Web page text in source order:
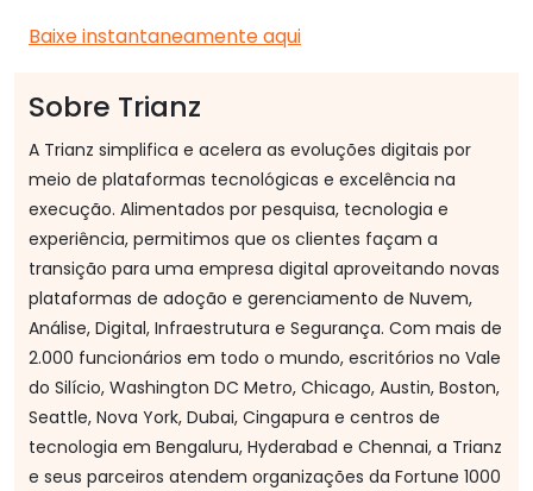
Baixe instantaneamente aqui
Sobre Trianz
A Trianz simplifica e acelera as evoluções digitais por
meio de plataformas tecnológicas e excelência na
execução. Alimentados por pesquisa, tecnologia e
experiência, permitimos que os clientes façam a
transição para uma empresa digital aproveitando novas
plataformas de adoção e gerenciamento de Nuvem,
Análise, Digital, Infraestrutura e Segurança. Com mais de
2.000 funcionários em todo o mundo, escritórios no Vale
do Silício, Washington DC Metro, Chicago, Austin, Boston,
Seattle, Nova York, Dubai, Cingapura e centros de
tecnologia em Bengaluru, Hyderabad e Chennai, a Trianz
e seus parceiros atendem organizações da Fortune 1000